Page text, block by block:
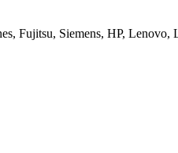
Fujitsu, Siemens, HP,